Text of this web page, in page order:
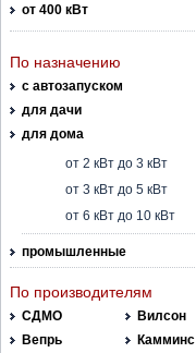
от 400 кВт
По назначению
с автозапуском
для дачи
для дома
от 2 кВт до 3 кВт
от 3 кВт до 5 кВт
от 6 кВт до 10 кВт
промышленные
По производителям
СДМО
Вилсон
Вепрь
Камминс